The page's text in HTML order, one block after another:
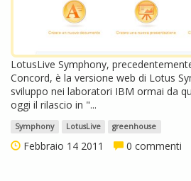
LotusLive Symphony,
Concord, è la versione web di Lotus
sviluppo nei laboratori IBM ormai da
oggi il rilascio in "...
Symphony LotusLive greenhouse
Febbraio 14 2011 0 commenti